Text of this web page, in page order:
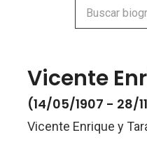
Vicente
(14/05/1907 - 28/
Vicente Enrique y